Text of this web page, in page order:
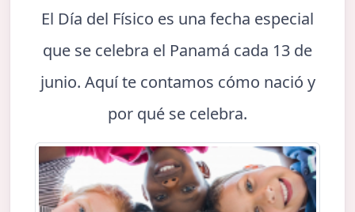
El Día del Físico es una fecha especial
que se celebra el Panamá cada 13 de
junio. Aquí te contamos cómo nació y
por qué se celebra.